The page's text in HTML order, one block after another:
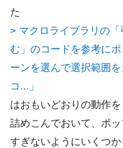
た
> マクロライブラリの
む」のコードを参考に
ーンを選んで選択範囲
コ...」
はおもいどおりの動作
詰めこんでおいて、ポ
すぎないようにいくつ